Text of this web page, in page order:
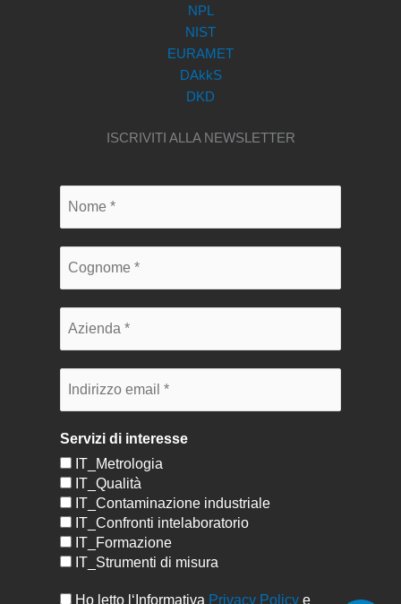
NPL
NIST
EURAMET
DAkkS
DKD
ISCRIVITI ALLA NEWSLETTER
Servizi di interesse
IT_Metrologia
IT_Qualità
IT_Contaminazione industriale
IT_Confronti intelaboratorio
IT_Formazione
IT_Strumenti di misura
Ho letto l‘Informativa Privacy Policy e